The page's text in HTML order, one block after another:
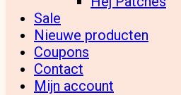
Sale
Nieuwe producten
Coupons
Contact
Mijn account